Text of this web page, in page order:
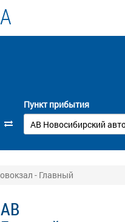
Пункт прибытия
- Главный